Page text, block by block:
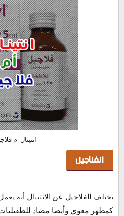
انتينال ام
الفلاجيل
يختلف الفلاجيل عن الانتينال أنه
كمطهر معوي وأيضا مضاد